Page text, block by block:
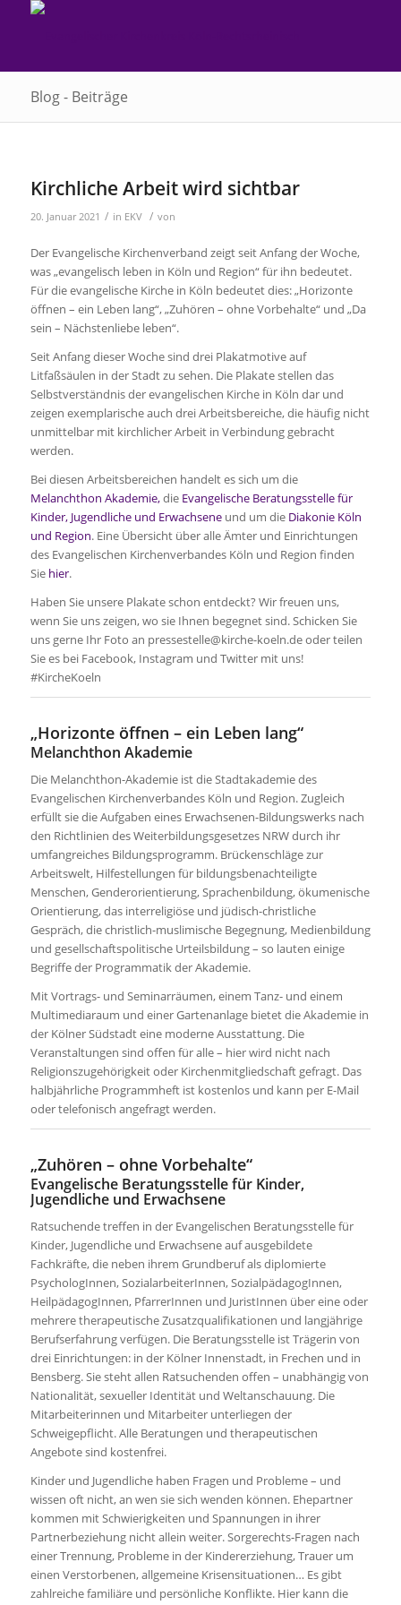
Blog - Beiträge
Kirchliche Arbeit wird sichtbar
20. Januar 2021 / in EKV / von
Der Evangelische Kirchenverband zeigt seit Anfang der Woche,
was „evangelisch leben in Köln und Region“ für ihn bedeutet.
Für die evangelische Kirche in Köln bedeutet dies: „Horizonte
öffnen – ein Leben lang“, „Zuhören – ohne Vorbehalte“ und „Da
sein – Nächstenliebe leben“.
Seit Anfang dieser Woche sind drei Plakatmotive auf
Litfaßsäulen in der Stadt zu sehen. Die Plakate stellen das
Selbstverständnis der evangelischen Kirche in Köln dar und
zeigen exemplarische auch drei Arbeitsbereiche, die häufig nicht
unmittelbar mit kirchlicher Arbeit in Verbindung gebracht
werden.
Bei diesen Arbeitsbereichen handelt es sich um die
Melanchthon Akademie,die Evangelische Beratungsstelle für
Kinder, Jugendliche und Erwachseneund um die Diakonie Köln
und Region. Eine Übersicht über alle Ämter und Einrichtungen
des Evangelischen Kirchenverbandes Köln und Region finden
Sie hier.
Haben Sie unsere Plakate schon entdeckt? Wir freuen uns,
wenn Sie uns zeigen, wo sie Ihnen begegnet sind. Schicken Sie
uns gerne Ihr Foto an pressestelle@kirche-koeln.de oder teilen
Sie es bei Facebook, Instagram und Twitter mit uns!
#KircheKoeln
„Horizonte öffnen – ein Leben lang“
Melanchthon Akademie
Die Melanchthon-Akademie ist die Stadtakademie des
Evangelischen Kirchenverbandes Köln und Region. Zugleich
erfüllt sie die Aufgaben eines Erwachsenen-Bildungswerks nach
den Richtlinien des Weiterbildungsgesetzes NRW durch ihr
umfangreiches Bildungsprogramm. Brückenschläge zur
Arbeitswelt, Hilfestellungen für bildungsbenachteiligte
Menschen, Genderorientierung, Sprachenbildung, ökumenische
Orientierung, das interreligiöse und jüdisch-christliche
Gespräch, die christlich-muslimische Begegnung, Medienbildung
und gesellschaftspolitische Urteilsbildung – so lauten einige
Begriffe der Programmatik der Akademie.
Mit Vortrags- und Seminarräumen, einem Tanz- und einem
Multimediaraum und einer Gartenanlage bietet die Akademie in
der Kölner Südstadt eine moderne Ausstattung. Die
Veranstaltungen sind offen für alle – hier wird nicht nach
Religionszugehörigkeit oder Kirchenmitgliedschaft gefragt. Das
halbjährliche Programmheft ist kostenlos und kann per E-Mail
oder telefonisch angefragt werden.
„Zuhören – ohne Vorbehalte“
Evangelische Beratungsstelle für Kinder,
Jugendliche und Erwachsene
Ratsuchende treffen in der Evangelischen Beratungsstelle für
Kinder, Jugendliche und Erwachsene auf ausgebildete
Fachkräfte, die neben ihrem Grundberuf als diplomierte
PsychologInnen, SozialarbeiterInnen, SozialpädagogInnen,
HeilpädagogInnen, PfarrerInnen und JuristInnen über eine oder
mehrere therapeutische Zusatzqualifikationen und langjährige
Berufserfahrung verfügen. Die Beratungsstelle ist Trägerin von
drei Einrichtungen: in der Kölner Innenstadt, in Frechen und in
Bensberg. Sie steht allen Ratsuchenden offen – unabhängig von
Nationalität, sexueller Identität und Weltanschauung. Die
Mitarbeiterinnen und Mitarbeiter unterliegen der
Schweigepflicht. Alle Beratungen und therapeutischen
Angebote sind kostenfrei.
Kinder und Jugendliche haben Fragen und Probleme – und
wissen oft nicht, an wen sie sich wenden können. Ehepartner
kommen mit Schwierigkeiten und Spannungen in ihrer
Partnerbeziehung nicht allein weiter. Sorgerechts-Fragen nach
einer Trennung, Probleme in der Kindererziehung, Trauer um
einen Verstorbenen, allgemeine Krisensituationen… Es gibt
zahlreiche familiäre und persönliche Konflikte. Hier kann die